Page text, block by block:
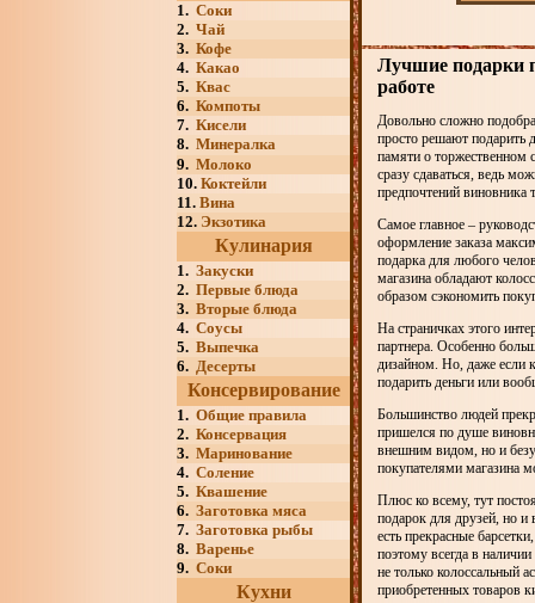
1. Соки
2. Чай
3. Кофе
4. Какао
5. Квас
6. Компоты
7. Кисели
8. Минералка
9. Молоко
10. Коктейли
11. Вина
12. Экзотика
Кулинария
1. Закуски
2. Первые блюда
3. Вторые блюда
4. Соусы
5. Выпечка
6. Десерты
Консервирование
1. Общие правила
2. Консервация
3. Маринование
4. Соление
5. Квашение
6. Заготовка мяса
7. Заготовка рыбы
8. Варенье
9. Соки
Кухни
Лучшие подарки
работе
Довольно сложно
просто решают подарить
памяти о торжественном
сразу сдаваться, ведь
предпочтений виновника
Самое главное –
оформление заказа
подарка для любого
магазина обладают
образом сэкономить
На страничках этого
партнера. Особенно
дизайном. Но, даже если
подарить деньги или
Большинство людей
пришелся по душе
внешним видом, но и
покупателями магазина
Плюс ко всему, тут
подарок для друзей, но и
есть прекрасные
поэтому всегда в
не только колоссальный
приобретенных товаров